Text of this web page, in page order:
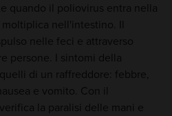
quando il poliovirus entra nella
nell'intestino. Il
nelle feci e attraverso
persone. I sintomi della
di un raffreddore: febbre,
e vomito. Con il
la paralisi delle mani e